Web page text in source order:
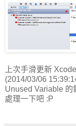
上次手滑更新
(2014/03/06
Unused Variable 的
處理一下吧 :P